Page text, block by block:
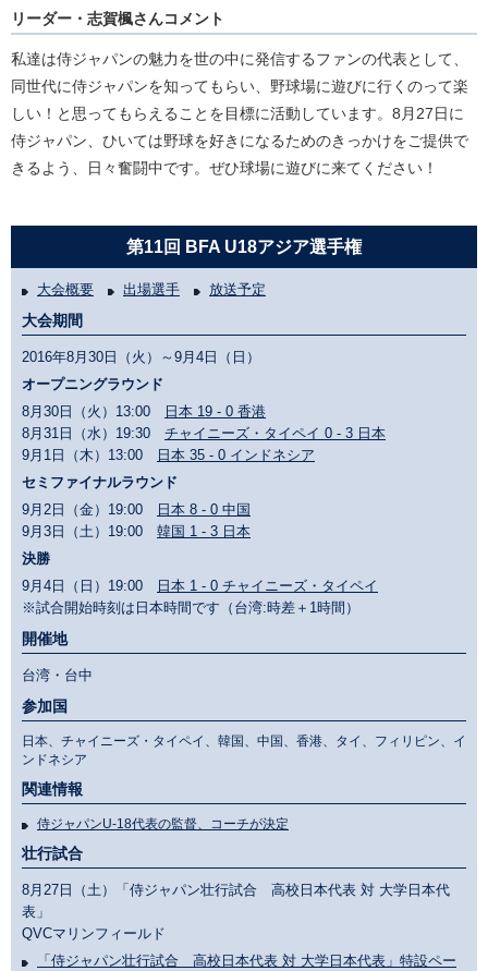
リーダー・志賀楓さんコメント
私達は侍ジャパンの魅力を世の中に発信するファンの代表として、
同世代に侍ジャパンを知ってもらい、野球場に遊びに行くのって楽
しい！と思ってもらえることを目標に活動しています。8月27日に
侍ジャパン、ひいては野球を好きになるためのきっかけをご提供で
きるよう、日々奮闘中です。ぜひ球場に遊びに来てください！
第11回 BFA U18アジア選手権
大会概要 出場選手 放送予定
大会期間
2016年8月30日（火）～9月4日（日）
オープニングラウンド
8月30日（火）13:00
日本 19 - 0 香港
8月31日（水）19:30 チャイニーズ・タイペイ 0 - 3 日本
9月1日（木）13:00
日本 35 - 0 インドネシア
セミファイナルラウンド
9月2日（金）19:00
日本 8 - 0 中国
9月3日（土）19:00 韓国 1 - 3 日本
決勝
9月4日（日）19:00
日本 1 - 0 チャイニーズ・タイペイ
※試合開始時刻は日本時間です（台湾:時差＋1時間）
開催地
台湾・台中
参加国
日本、チャイニーズ・タイペイ、韓国、中国、香港、タイ、フィリピン、イ
ンドネシア
関連情報
侍ジャパンU-18代表の監督、コーチが決定
壮行試合
8月27日（土）「侍ジャパン壮行試合 高校日本代表 対 大学日本代
表」
QVCマリンフィールド
「侍ジャパン壮行試合 高校日本代表 対 大学日本代表」特設ペー